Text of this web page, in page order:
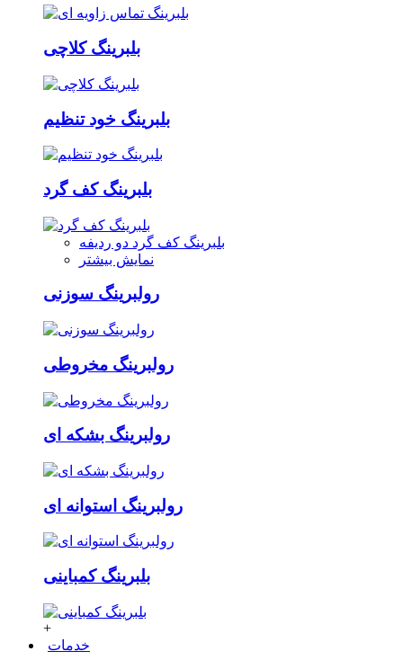
بلبرینگ کلاچی
بلبرینگ خود تنظیم
بلبرینگ کف گرد
بلبرینگ کف گرد دو ردیفه
نمایش بیشتر
رولبرینگ سوزنی
رولبرینگ مخروطی
رولبرینگ بشکه ای
رولبرینگ استوانه ای
بلبرینگ کمباینی
+
خدمات